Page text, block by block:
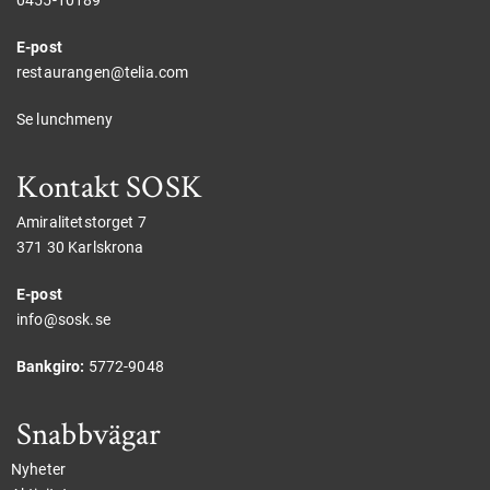
E-post
restaurangen@telia.com
Se lunchmeny
Kontakt SOSK
Amiralitetstorget 7
371 30 Karlskrona
E-post
info@sosk.se
Bankgiro: 5772-9048
Snabbvägar
Nyheter